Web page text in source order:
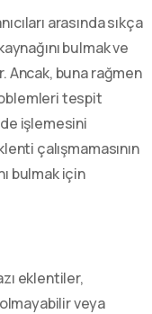
arasında sıkça
bulmak ve
Ancak, buna rağmen
tespit
işlemesini
çalışmamasının
bulmak için
eklentiler,
veya